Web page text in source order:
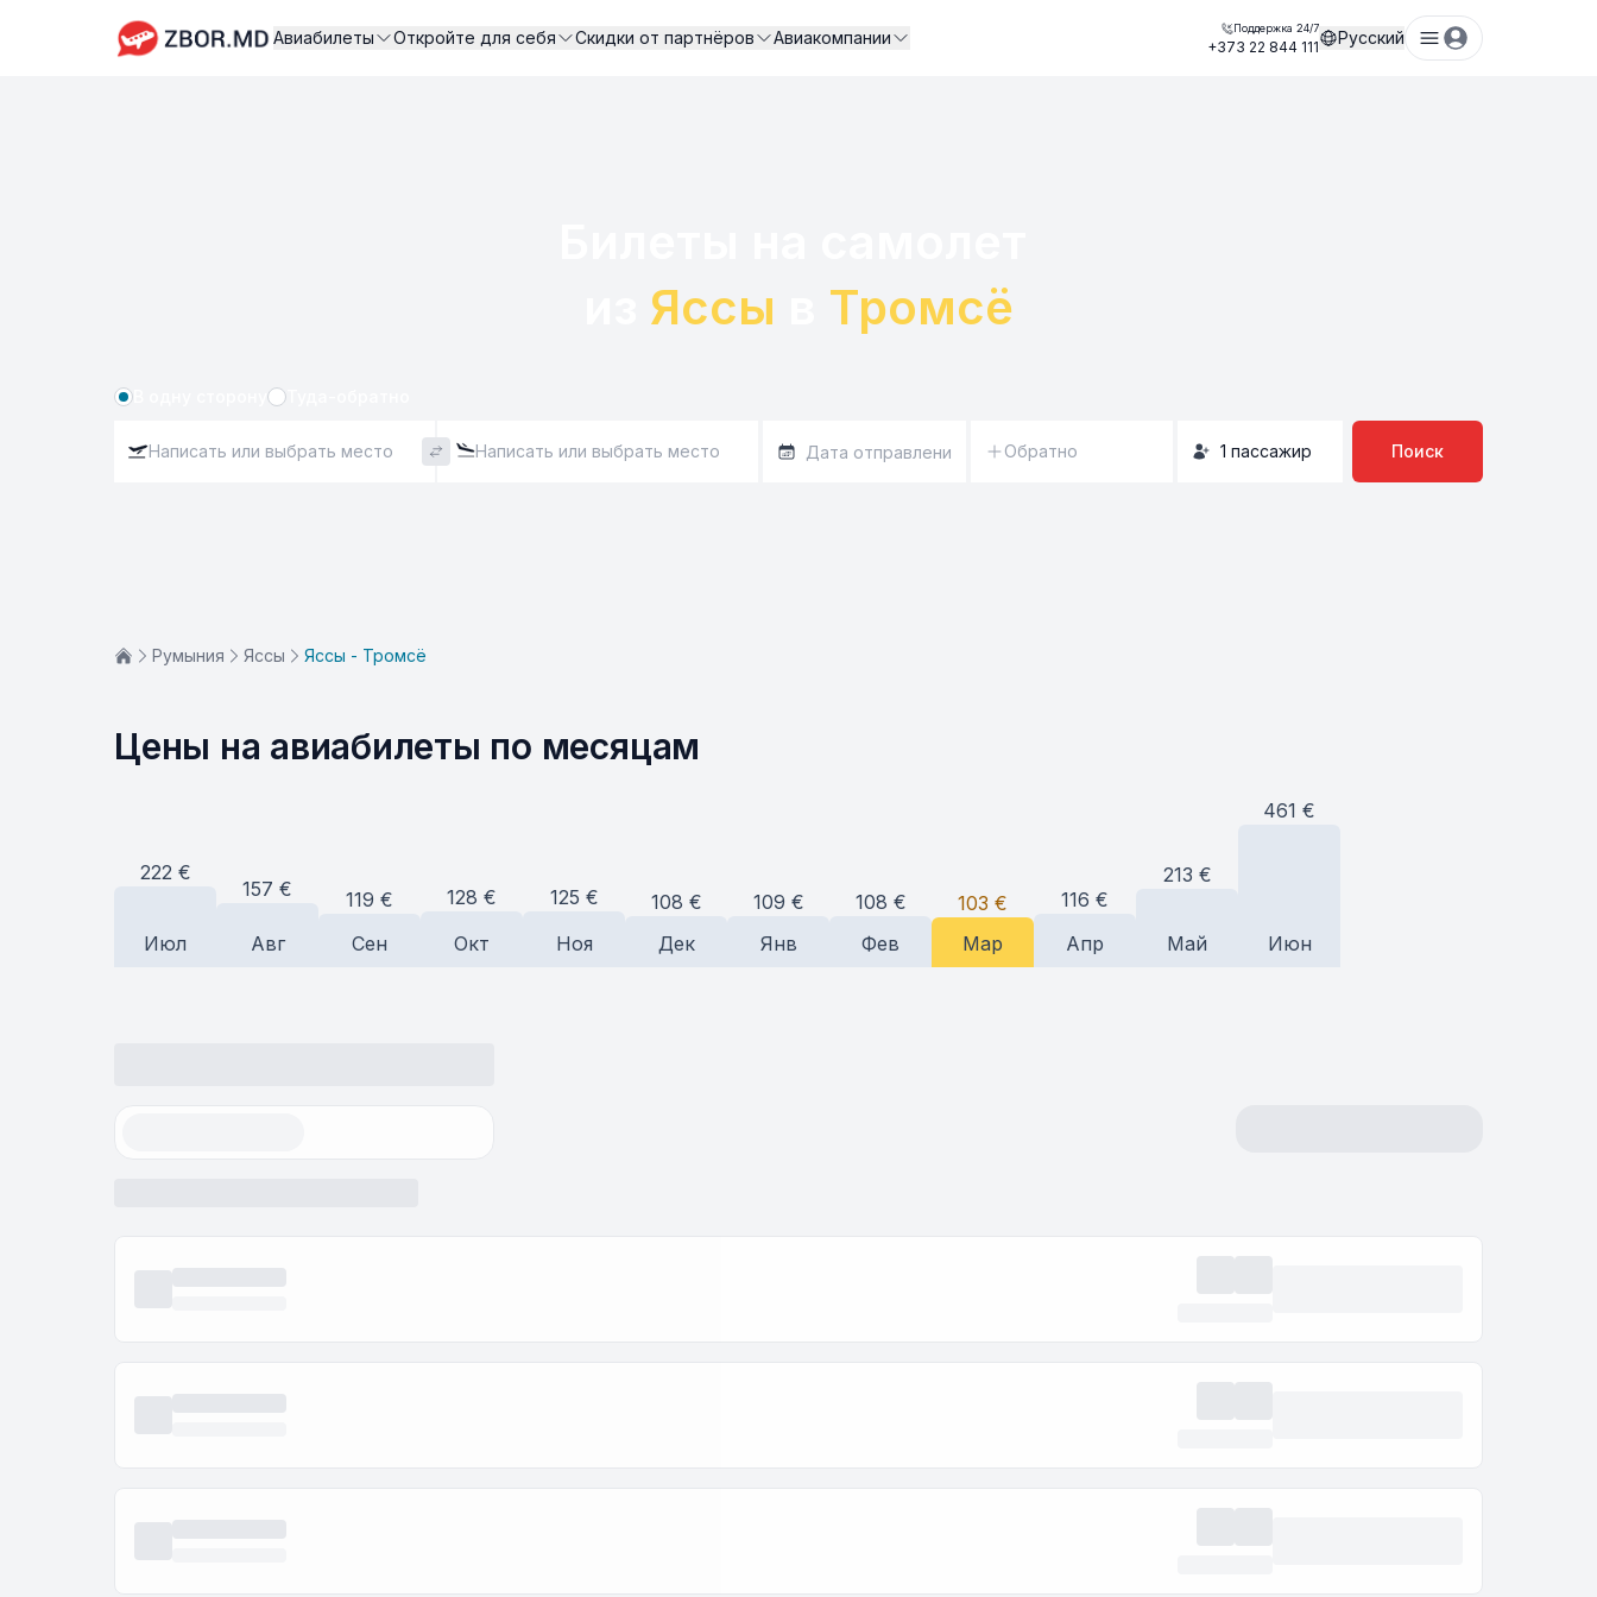
Авиабилеты Откройте для себя Скидки от партнёров Авиакомпании Поддержка 24/7
+373 22 844 111 Русский
Яссы Тромсё
Обратно 1 пассажир Поиск
Румыния Яссы Яссы - Тромсё
Цены на авиабилеты по месяцам
222 €
Июл
157 €
Авг
119 €
Сен
128 €
Окт
125 €
Ноя
108 €
Дек
109 €
Янв
108 €
Фев
103 €
Мар
116 €
Апр
213 €
Май
461 €
Июн